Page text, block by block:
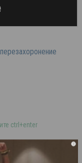
ctrl+enter
i